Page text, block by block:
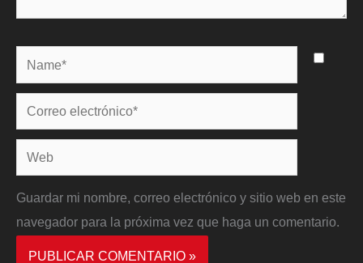
Name*
Correo
electrónico*
Web
Guardar mi nombre, correo electrónico y sitio web en este
navegador para la próxima vez que haga un comentario.